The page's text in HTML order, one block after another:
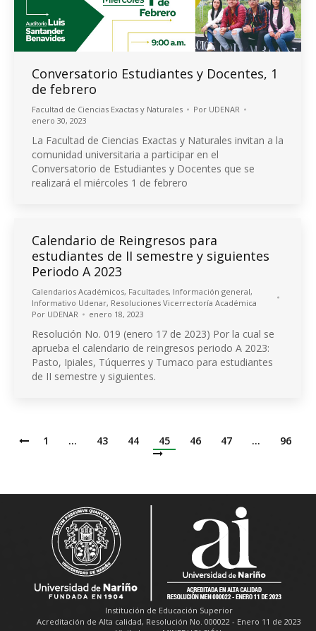
Conversatorio Estudiantes y Docentes, 1
de febrero
Facultad de Ciencias Exactas y Naturales Por UDENAR
enero 30, 2023
La Facultad de Ciencias Exactas y Naturales invitan a la
comunidad universitaria a participar en el
Conversatorio de Estudiantes y Docentes que se
realizará el miércoles 1 de febrero
Calendario de Reingresos para
estudiantes de II semestre y siguientes
Periodo A 2023
Calendarios Académicos, Facultades, Información general,
Informativo Udenar, Resoluciones Vicerrectoría Académica
Por UDENAR enero 18, 2023
Resolución No. 019 (enero 17 de 2023) Por la cual se
aprueba el calendario de reingresos periodo A 2023:
Pasto, Ipiales, Túquerres y Tumaco para estudiantes
de II semestre y siguientes.
1 … 43 44 45 46 47 … 96
Institución de Educación Superior
Acreditación de Alta calidad, Resolución No. 000022 - Enero 11 de 2023